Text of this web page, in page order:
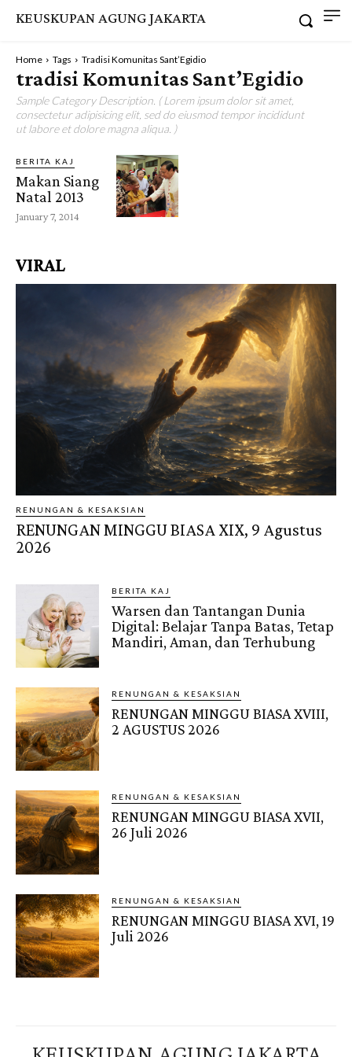
KEUSKUPAN AGUNG JAKARTA
Home Tags Tradisi Komunitas Sant’Egidio
tradisi Komunitas Sant’Egidio
Sample Category Description. ( Lorem ipsum dolor sit amet,
consectetur adipisicing elit, sed do eiusmod tempor incididunt
ut labore et dolore magna aliqua. )
BERITA KAJ
Makan Siang
Natal 2013
January 7, 2014
VIRAL
RENUNGAN & KESAKSIAN
RENUNGAN MINGGU BIASA XIX, 9 Agustus
2026
BERITA KAJ
Warsen dan Tantangan Dunia
Digital: Belajar Tanpa Batas, Tetap
Mandiri, Aman, dan Terhubung
RENUNGAN & KESAKSIAN
RENUNGAN MINGGU BIASA XVIII,
2 AGUSTUS 2026
RENUNGAN & KESAKSIAN
RENUNGAN MINGGU BIASA XVII,
26 Juli 2026
RENUNGAN & KESAKSIAN
RENUNGAN MINGGU BIASA XVI, 19
Juli 2026